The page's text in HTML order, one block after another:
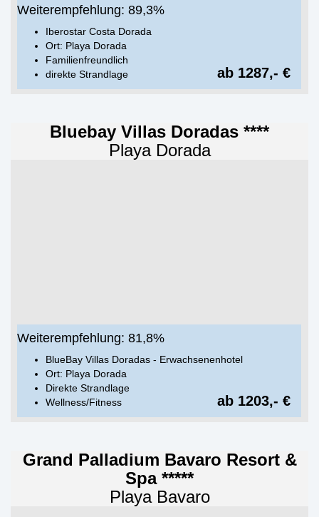
Weiterempfehlung: 89,3%
Iberostar Costa Dorada
Ort: Playa Dorada
Familienfreundlich
direkte Strandlage
ab 1287,- €
Bluebay Villas Doradas ****
Playa Dorada
Weiterempfehlung: 81,8%
BlueBay Villas Doradas - Erwachsenenhotel
Ort: Playa Dorada
Direkte Strandlage
Wellness/Fitness
ab 1203,- €
Grand Palladium Bavaro Resort &
Spa *****
Playa Bavaro